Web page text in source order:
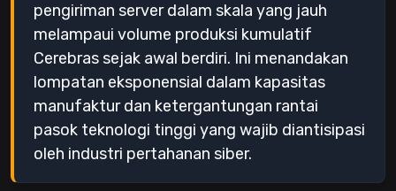
pengiriman server dalam skala yang jauh
melampaui volume produksi kumulatif
Cerebras sejak awal berdiri. Ini menandakan
lompatan eksponensial dalam kapasitas
manufaktur dan ketergantungan rantai
pasok teknologi tinggi yang wajib diantisipasi
oleh industri pertahanan siber.